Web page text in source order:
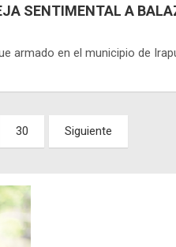
SENTIMENTAL A
armado en el municipio de
30 Siguiente